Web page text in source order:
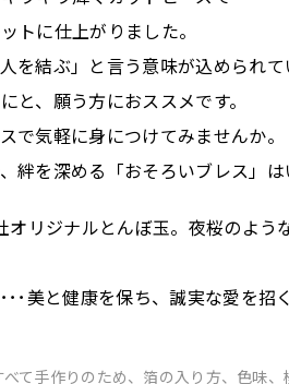
トに仕上がりました。
を結ぶ」と言う意味が込められて
と、願う方におススメです。
で気軽に身につけてみませんか。
絆を深める「おそろいブレス」は
オリジナルとんぼ玉。夜桜のよ
･美と健康を保ち、誠実な愛を招
て手作りのため、箔の入り方、色味、